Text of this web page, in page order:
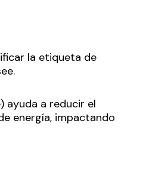
la etiqueta de
ayuda a reducir el
energía, impactando